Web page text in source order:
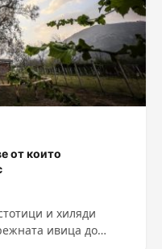
от които
и хиляди
ивица до